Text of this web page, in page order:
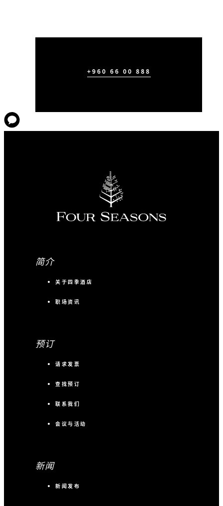
+960 66 00 888
简介
关于四季酒店
职场资讯
预订
请求发票
查找预订
联系我们
会议与活动
新闻
新闻发布